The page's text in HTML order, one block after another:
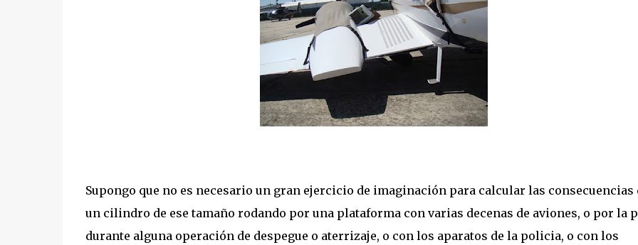
Supongo que no es necesario un gran ejercicio de imaginación para calcular las consecuencias
un cilindro de ese tamaño rodando por una plataforma con varias decenas de aviones, o por la
durante alguna operación de despegue o aterrizaje, o con los aparatos de la policia, o con los